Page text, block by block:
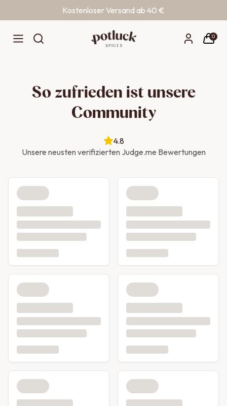
Kostenloser Versand ab 40 €
0
So zufrieden ist unsere
Community
4.8
Unsere neusten verifizierten Judge.me Bewertungen